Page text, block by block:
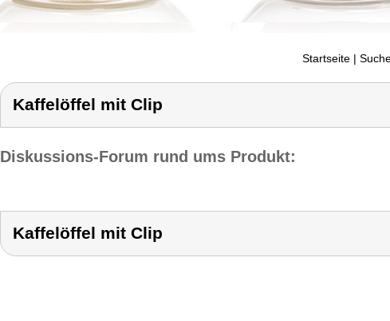
Startseite |
Kaffelöffel mit Clip
Diskussions-Forum rund ums Produkt:
Kaffelöffel mit Clip